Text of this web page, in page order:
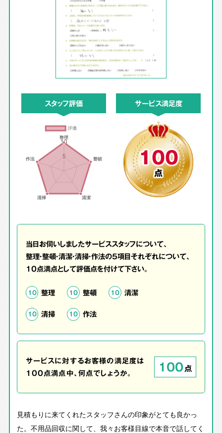
スタッフ評価 サービス満足度
100
点
当日お伺いしましたサービススタッフについて、
整理・整頓・清潔・清掃・作法の5項目それぞれについて、
10点満点として評価点を付けて下さい。
10 整理 10 整頓 10 清潔
10 清掃 10 作法
サービスに対するお客様の満足度は
100点満点中、何点でしょうか。
100点
見積もりに来てくれたスタッフさんの印象がとても良かっ
た。不用品回収に関して、我々お客様目線で本音で話してく